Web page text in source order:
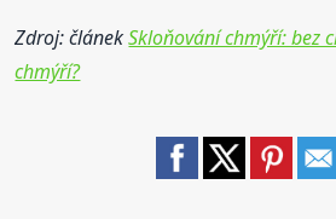
Zdroj: článekSkloňování chmýří: bez
chmýří?